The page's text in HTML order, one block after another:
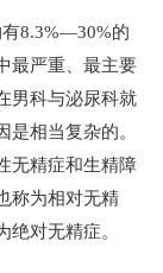
8.3%—30%的
最严重、最主要
男科与泌尿科就
相当复杂的。
无精症和生精障
称为相对无精
对无精症。